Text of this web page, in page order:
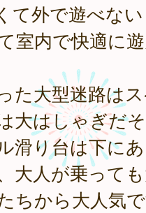
て外で遊べな
室内で快適に
た大型迷路は
大はしゃぎだ
滑り台は下に
大人が乗って
ちから大人気